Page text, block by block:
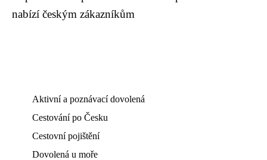
nabízí českým zákazníkům
Aktivní a poznávací dovolená
Cestování po Česku
Cestovní pojištění
Dovolená u moře